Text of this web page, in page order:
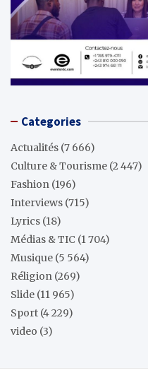
Categories
Actualités (7 666)
Culture & Tourisme (2 447)
Fashion (196)
Interviews (715)
Lyrics (18)
Médias & TIC (1 704)
Musique (5 564)
Réligion (269)
Slide (11 965)
Sport (4 229)
video (3)